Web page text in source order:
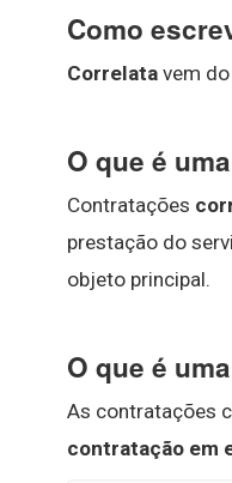
Como
Correlata vem
O que é
Contratações
prestação do
objeto principal.
O que é
As contratações
contratação em